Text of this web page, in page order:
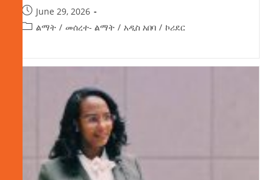
June 29, 2026
ልማት / መሰረተ- ልማት / አዲስ አበባ / ኮሪደር